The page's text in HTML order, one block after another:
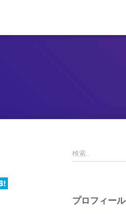
検
索
検索…
プロフィール